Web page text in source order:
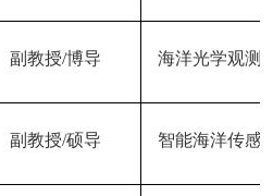
副教授/博导 海洋光学观测
副教授/硕导 智能海洋传感